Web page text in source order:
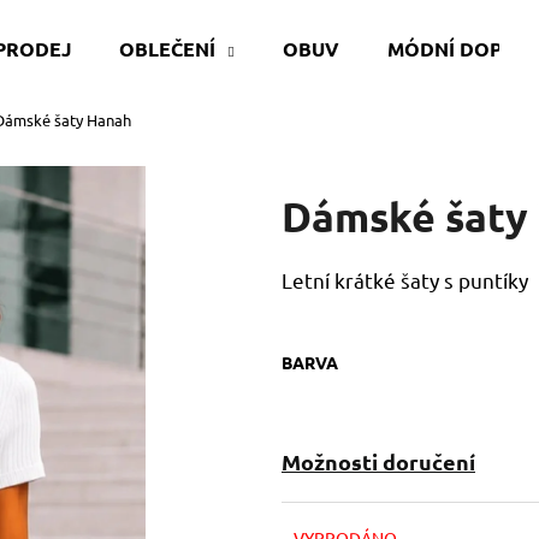
OBLEČENÍ OBUV MÓDNÍ
šaty Hanah
Dámské šaty
Letní krátké šaty s puntíky
BARVA
Možnosti doručení
Co potřebujete najít?
HLEDAT
Doporučujeme